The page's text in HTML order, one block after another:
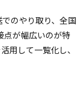
でのやり取り、全国
点が幅広いのが特
用して一覧化し、